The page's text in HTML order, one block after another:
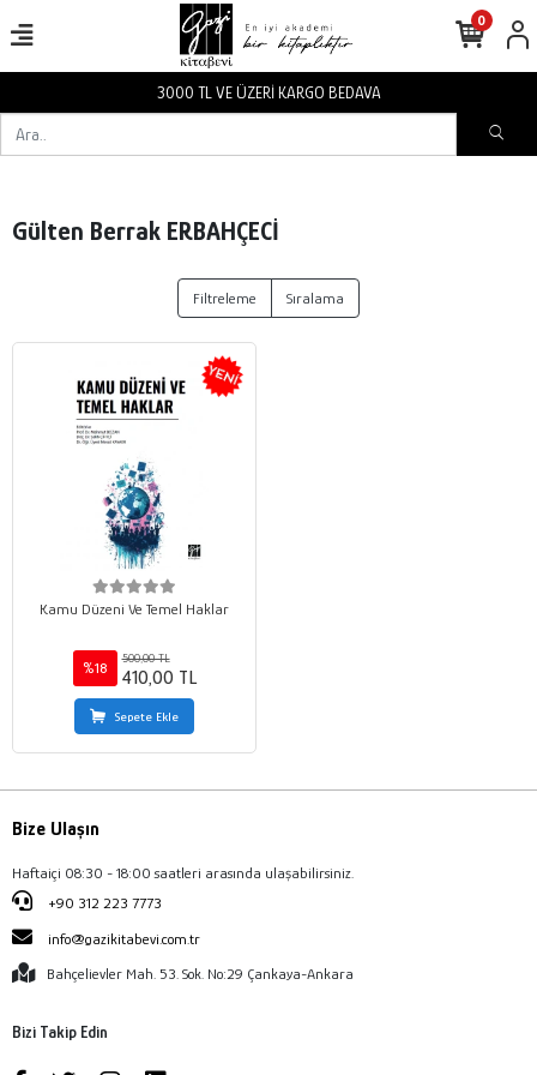
3000 TL VE ÜZERİ KARGO BEDAVA
0
Gülten Berrak ERBAHÇECİ
Filtreleme Sıralama
Kamu Düzeni Ve Temel Haklar
%18
500,00 TL
410,00 TL
Sepete Ekle
Bize Ulaşın
Haftaiçi 08:30 - 18:00 saatleri arasında ulaşabilirsiniz.
+90 312 223 7773
info@gazikitabevi.com.tr
Bahçelievler Mah. 53. Sok. No:29 Çankaya-Ankara
Bizi Takip Edin